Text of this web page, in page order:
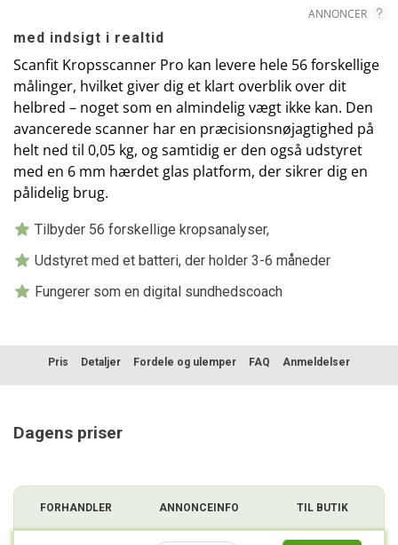
ANNONCER
med indsigt i realtid
Scanfit Kropsscanner Pro kan levere hele 56 forskellige
målinger, hvilket giver dig et klart overblik over dit
helbred – noget som en almindelig vægt ikke kan. Den
avancerede scanner har en præcisionsnøjagtighed på
helt ned til 0,05 kg, og samtidig er den også udstyret
med en 6 mm hærdet glas platform, der sikrer dig en
pålidelig brug.
Tilbyder 56 forskellige kropsanalyser,
Udstyret med et batteri, der holder 3-6 måneder
Fungerer som en digital sundhedscoach
Pris Detaljer Fordele og ulemper FAQ Anmeldelser
Dagens priser
FORHANDLER ANNONCEINFO TIL BUTIK